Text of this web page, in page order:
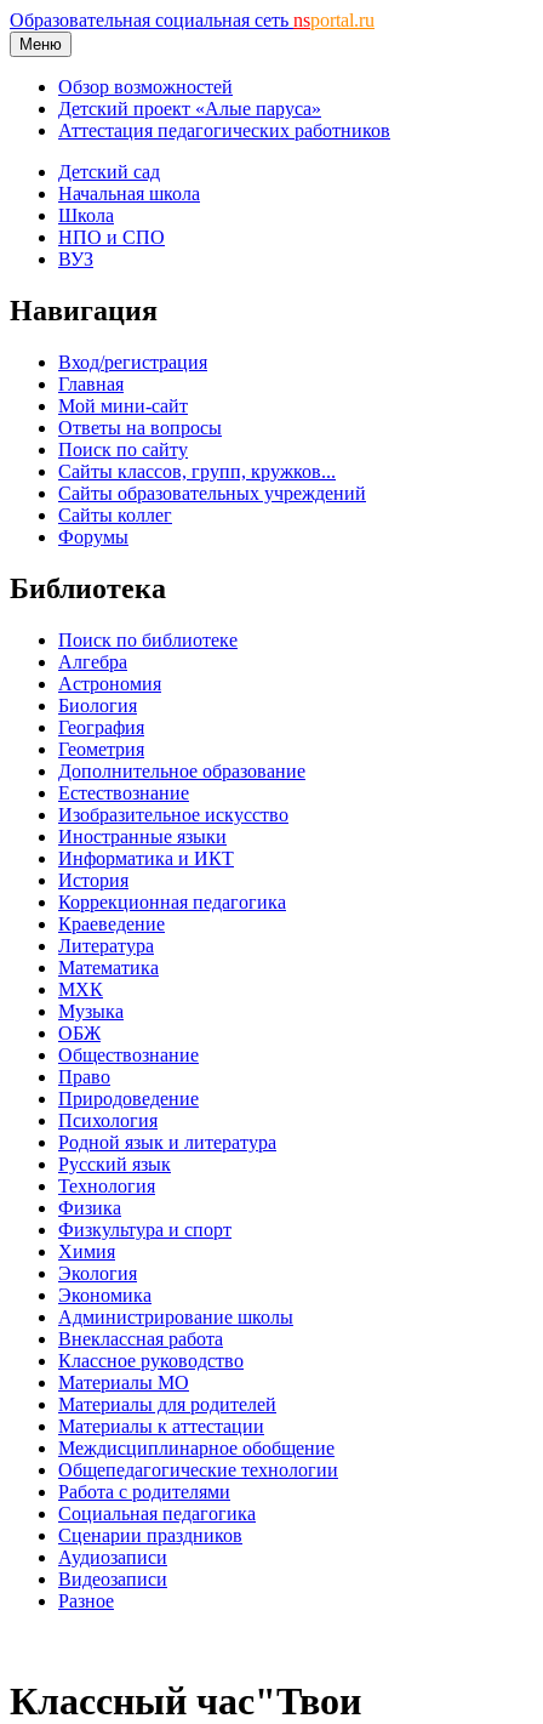
Образовательная социальная сеть nsportal.ru
Меню
Обзор возможностей
Детский проект «Алые паруса»
Аттестация педагогических работников
Детский сад
Начальная школа
Школа
НПО и СПО
ВУЗ
Навигация
Вход/регистрация
Главная
Мой мини-сайт
Ответы на вопросы
Поиск по сайту
Сайты классов, групп, кружков...
Сайты образовательных учреждений
Сайты коллег
Форумы
Библиотека
Поиск по библиотеке
Алгебра
Астрономия
Биология
География
Геометрия
Дополнительное образование
Естествознание
Изобразительное искусство
Иностранные языки
Информатика и ИКТ
История
Коррекционная педагогика
Краеведение
Литература
Математика
МХК
Музыка
ОБЖ
Обществознание
Право
Природоведение
Психология
Родной язык и литература
Русский язык
Технология
Физика
Физкультура и спорт
Химия
Экология
Экономика
Администрирование школы
Внеклассная работа
Классное руководство
Материалы МО
Материалы для родителей
Материалы к аттестации
Междисциплинарное обобщение
Общепедагогические технологии
Работа с родителями
Социальная педагогика
Сценарии праздников
Аудиозаписи
Видеозаписи
Разное
Классный час"Твои